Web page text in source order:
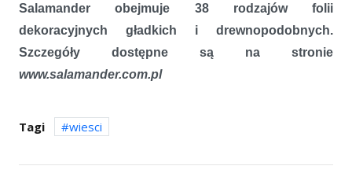
Salamander obejmuje 38 rodzajów folii
dekoracyjnych gładkich i drewnopodobnych.
Szczegóły dostępne są na stronie
www.salamander.com.pl
Tagi wiesci